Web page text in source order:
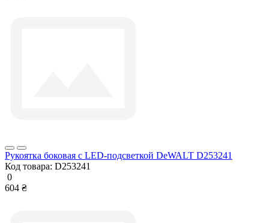
Рукоятка боковая с LED-подсветкой DeWALT D253241
Код товара: D253241
0
604 ₴